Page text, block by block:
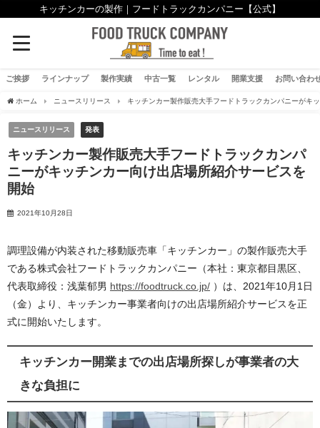
キッチンカーの製作｜フードトラックカンパニー【公式】
ご挨拶 ラインナップ 製作実績 中古一覧 レンタル 開業支援 お問い合わ
ホーム ニュースリリース キッチンカー製作販売大手フードトラックカンパニーがキ
ニュースリリース 発表
キッチンカー製作販売大手フードトラックカンパ
ニーがキッチンカー向け出店場所紹介サービスを
開始
2021年10月28日
調理設備が内装された移動販売車「キッチンカー」の製作販売大手
である株式会社フードトラックカンパニー（本社：東京都目黒区、
代表取締役：浅葉郁男 https://foodtruck.co.jp/ ）は、2021年10月1日
（金）より、キッチンカー事業者向けの出店場所紹介サービスを正
式に開始いたします。
キッチンカー開業までの出店場所探しが事業者の大
きな負担に